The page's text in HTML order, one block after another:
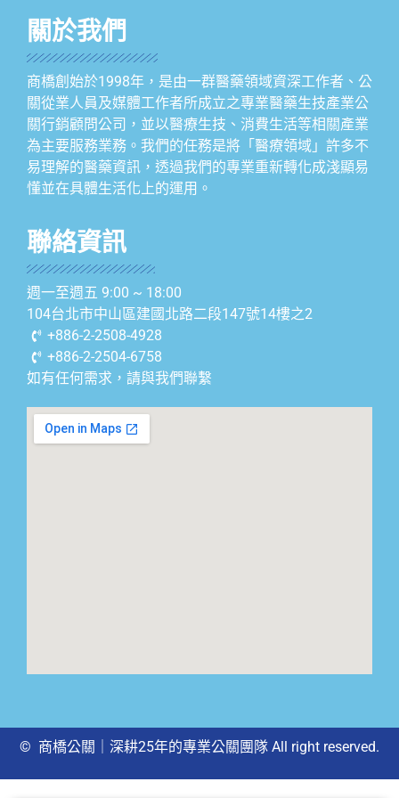
關於我們
商橋創始於1998年，是由一群醫藥領域資深工作者、公
關從業人員及媒體工作者所成立之專業醫藥生技產業公
關行銷顧問公司，並以醫療生技、消費生活等相關產業
為主要服務業務。我們的任務是將「醫療領域」許多不
易理解的醫藥資訊，透過我們的專業重新轉化成淺顯易
懂並在具體生活化上的運用。
聯絡資訊
週一至週五 9:00 ~ 18:00
104台北市中山區建國北路二段147號14樓之2
+886-2-2508-4928
+886-2-2504-6758
如有任何需求，請與我們聯繫
© 商橋公關｜深耕25年的專業公關團隊 All right reserved.